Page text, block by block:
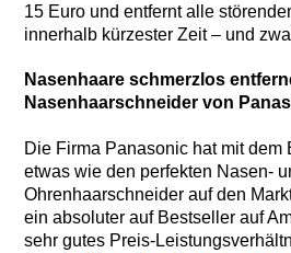
15 Euro und entfernt alle
innerhalb kürzester Zeit – und
Nasenhaare schmerzlos
Nasenhaarschneider von
Die Firma Panasonic hat mit dem
etwas wie den perfekten Nasen-
Ohrenhaarschneider auf den
ein absoluter auf Bestseller auf
sehr gutes Preis-